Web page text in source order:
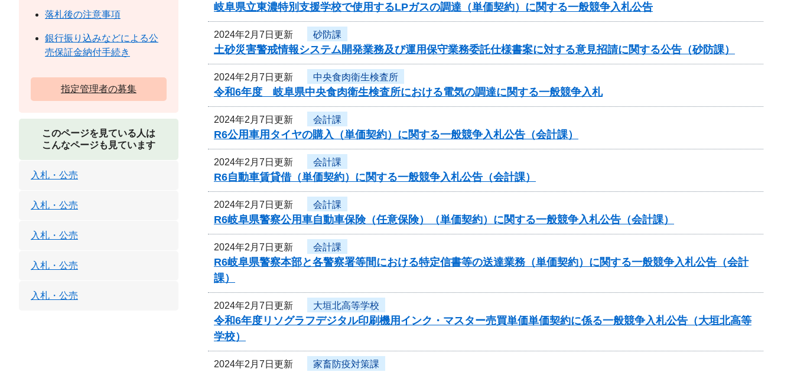
岐阜県立東濃特別支援学校で使用するLPガスの調達（単価契約）に関する一般競争入札公告
2024年2月7日更新 砂防課
土砂災害警戒情報システム開発業務及び運用保守業務委託仕様書案に対する意見招請に関する公告（砂防課）
2024年2月7日更新 中央食肉衛生検査所
令和6年度 岐阜県中央食肉衛生検査所における電気の調達に関する一般競争入札
2024年2月7日更新 会計課
R6公用車用タイヤの購入（単価契約）に関する一般競争入札公告（会計課）
2024年2月7日更新 会計課
R6自動車賃貸借（単価契約）に関する一般競争入札公告（会計課）
2024年2月7日更新 会計課
R6岐阜県警察公用車自動車保険（任意保険）（単価契約）に関する一般競争入札公告（会計課）
2024年2月7日更新 会計課
R6岐阜県警察本部と各警察署等間における特定信書等の送達業務（単価契約）に関する一般競争入札公告（会計
課）
2024年2月7日更新 大垣北高等学校
令和6年度リソグラフデジタル印刷機用インク・マスター売買単価単価契約に係る一般競争入札公告（大垣北高等
学校）
2024年2月7日更新 家畜防疫対策課
落札後の注意事項
銀行振り込みなどによる公
売保証金納付手続き
指定管理者の募集
このページを見ている人は
こんなページも見ています
入札・公売
入札・公売
入札・公売
入札・公売
入札・公売